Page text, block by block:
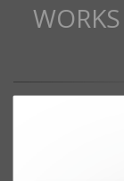
WORKS